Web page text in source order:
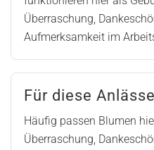
Überraschung,
Aufmerksamkeit im
Für diese Anlässe
Häufig passen Blumen
Überraschung,